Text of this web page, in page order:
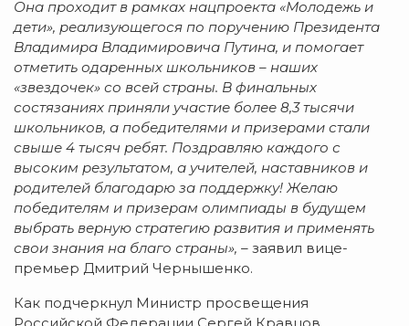
Она проходит в рамках нацпроекта «Молодежь и
дети», реализующегося по поручению Президента
Владимира Владимировича Путина, и помогает
отметить одаренных школьников – наших
«звездочек» со всей страны. В финальных
состязаниях приняли участие более 8,3 тысячи
школьников, а победителями и призерами стали
свыше 4 тысяч ребят. Поздравляю каждого с
высоким результатом, а учителей, наставников и
родителей благодарю за поддержку! Желаю
победителям и призерам олимпиады в будущем
выбрать верную стратегию развития и применять
свои знания на благо страны», – заявил вице-
премьер Дмитрий Чернышенко.
Как подчеркнул Министр просвещения